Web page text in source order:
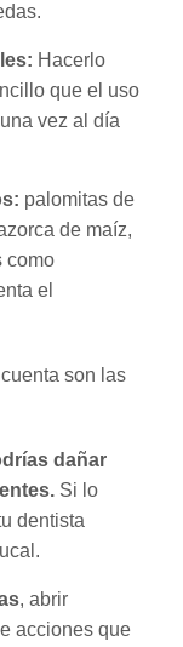
Hacerlo
que el uso
vez al día
palomitas de
de maíz,
como
el
son las
dañar
Si lo
dentista
, abrir
acciones que